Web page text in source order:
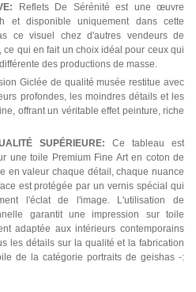
Reflets De Sérénité est une œuvre
et disponible uniquement dans cette
ce visuel chez d'autres vendeurs de
qui en fait un choix idéal pour ceux qui
des productions de masse.
Giclée de qualité musée restitue avec
profondes, les moindres détails et les
offrant un véritable effet peinture, riche
SUPÉRIEURE: Ce tableau est
une toile Premium Fine Art en coton de
en valeur chaque détail, chaque nuance
est protégée par un vernis spécial qui
l'éclat de l'image. L'utilisation de
garantit une impression sur toile
adaptée aux intérieurs contemporains
les détails sur la qualité et la fabrication
de la catégorie portraits de geishas -: